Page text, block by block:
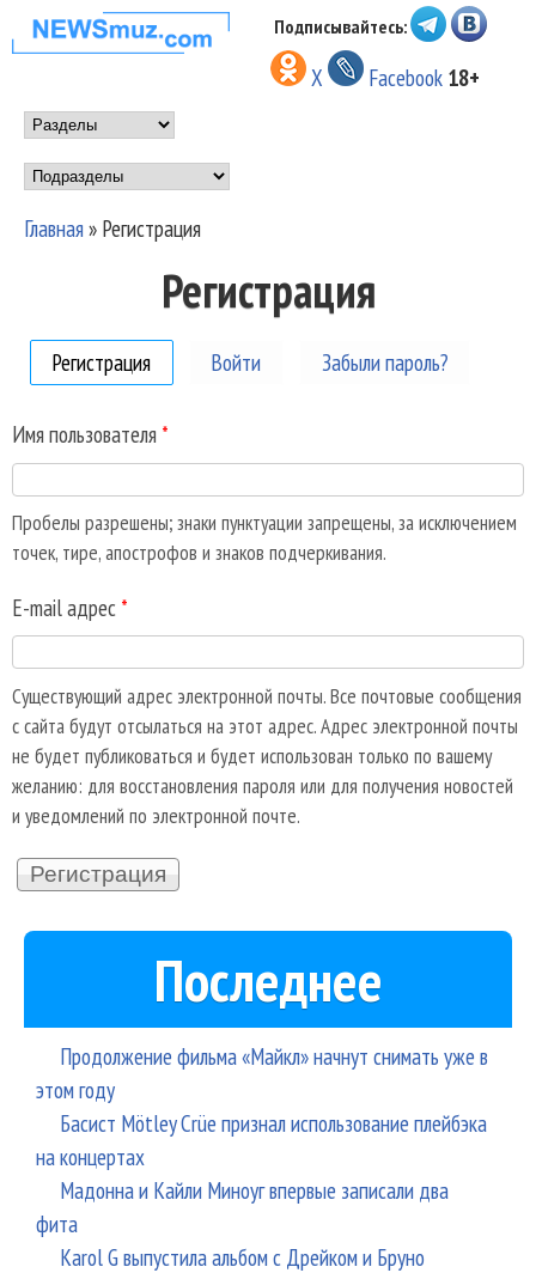
Перейти к основному
содержанию
НОВОСТИ
МУЗЫКИ И
ШОУ БИЗНЕСА
NEWSMUZ.COM
Подписывайтесь:
X Facebook 18+
Main menu
Подразделы
Главная» Регистрация
Регистрация
Регистрация (активная вкладка)
Войти Забыли пароль?
Имя пользователя *
Пробелы разрешены; знаки пунктуации запрещены, за исключением
точек, тире, апострофов и знаков подчеркивания.
E-mail адрес *
Существующий адрес электронной почты. Все почтовые сообщения
с сайта будут отсылаться на этот адрес. Адрес электронной почты
не будет публиковаться и будет использован только по вашему
желанию: для восстановления пароля или для получения новостей
и уведомлений по электронной почте.
Последнее
Продолжение фильма «Майкл» начнут снимать уже в
этом году
Басист Mötley Crüe признал использование плейбэка
на концертах
Мадонна и Кайли Миноуг впервые записали два
фита
Karol G выпустила альбом с Дрейком и Бруно